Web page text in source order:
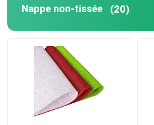
Produits
Visite de l'usine
Contrôle de la qualité
Nappe non-tissée (20)